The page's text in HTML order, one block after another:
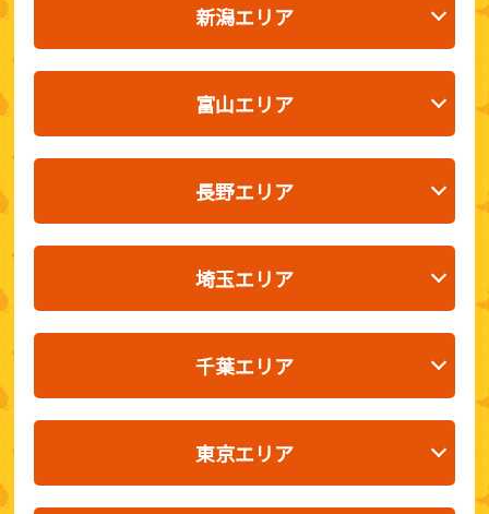
新潟エリア
富山エリア
長野エリア
埼玉エリア
千葉エリア
東京エリア